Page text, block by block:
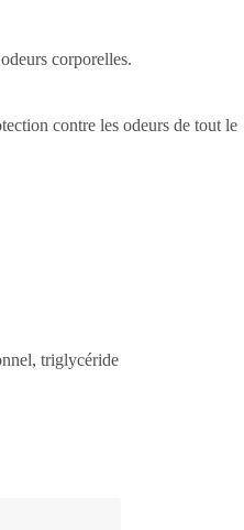
corporelles.
contre les odeurs de tout le
triglycéride